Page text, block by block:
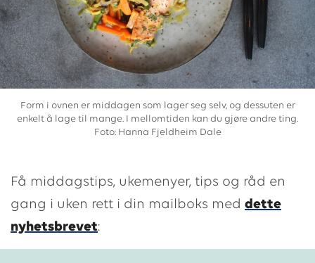
Form i ovnen er middagen som lager seg selv, og dessuten er
enkelt å lage til mange. I mellomtiden kan du gjøre andre ting.
Foto: Hanna Fjeldheim Dale
Få middagstips, ukemenyer, tips og råd en
gang i uken rett i din mailboks med dette
nyhetsbrevet: